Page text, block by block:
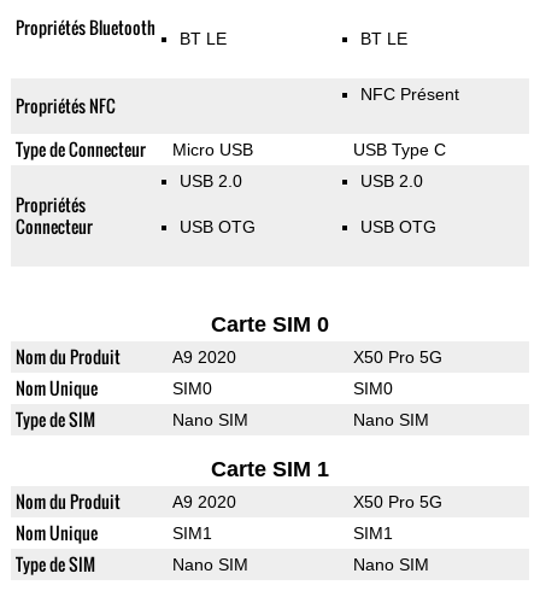
Propriétés Bluetooth BT LE BT LE
Propriétés NFC NFC Présent
Type de Connecteur Micro USB USB Type C
Propriétés
Connecteur
USB 2.0
USB OTG
USB 2.0
USB OTG
Carte SIM 0
Nom du Produit A9 2020 X50 Pro 5G
Nom Unique SIM0 SIM0
Type de SIM Nano SIM Nano SIM
Carte SIM 1
Nom du Produit A9 2020 X50 Pro 5G
Nom Unique SIM1 SIM1
Type de SIM Nano SIM Nano SIM